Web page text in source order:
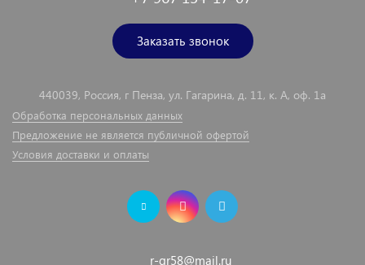
Заказать звонок
440039, Россия, г Пенза, ул. Гагарина, д. 11, к. А, оф. 1а
Обработка персональных данных
Предложение не является публичной офертой
Условия доставки и оплаты
r-gr58@mail.ru